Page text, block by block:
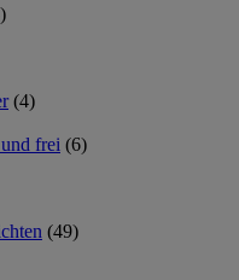
(4)
frei (6)
(49)